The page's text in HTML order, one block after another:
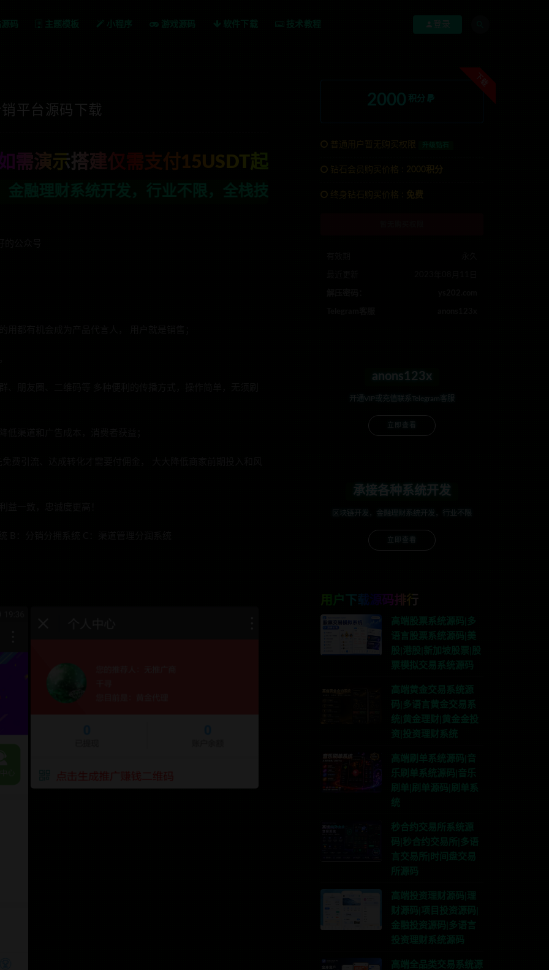
码 主题模板 小程序 游戏源码 软件下载 技术教程 登录
平台源码下载
需演示搭建仅需支付15USDT起
行业不限，全栈技术开发，定制，二开联系TG:anons123x
下载
2000 积分
普通用户暂无购买权限
钻石会员购买价格 : 2000积分
终身钻石购买价格 : 免费
anons123x
开通VIP或充值联系Telegram客服
立即查看
承接各种系统开发
区块链开发，金融理财系统开发，行业不限
立即查看
用户下载源码排行
高端股票系统源码|多
语言股票系统源码|美
股|港股|新加坡股票|股
票模拟交易系统源码
高端黄金交易系统源
码|多语言黄金交易系
统|黄金理财|黄金金投
资|投资理财系统
高端刷单系统源码|音
乐刷单系统源码|音乐
刷单|刷单源码|刷单系
统
秒合约交易所系统源
码|秒合约交易所|多语
言交易所|时间盘交易
所源码
高端投资理财源码|理
财源码|项目投资源码|
金融投资源码|多语言
投资理财系统源码
高端全品类交易系统源